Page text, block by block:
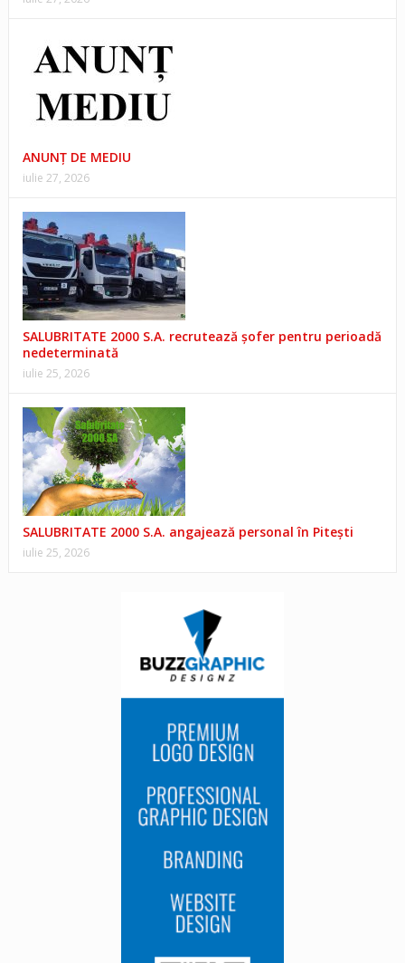
ANUNŢ DE MEDIU
iulie 27, 2026
SALUBRITATE 2000 S.A. recrutează șofer pentru perioadă
nedeterminată
iulie 25, 2026
SALUBRITATE 2000 S.A. angajează personal în Pitești
iulie 25, 2026